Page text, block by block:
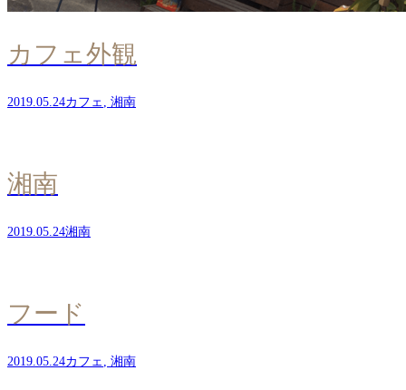
カフェ外観
2019.05.24カフェ , 湘南
湘南
2019.05.24湘南
フード
2019.05.24カフェ , 湘南